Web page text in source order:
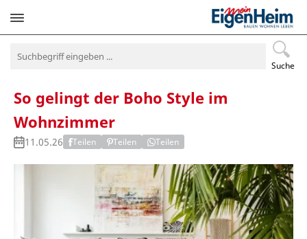
Suche
Navigation
So gelingt der Boho Style im
Wohnzimmer
11.05.26 Teilen Teilen Teilen